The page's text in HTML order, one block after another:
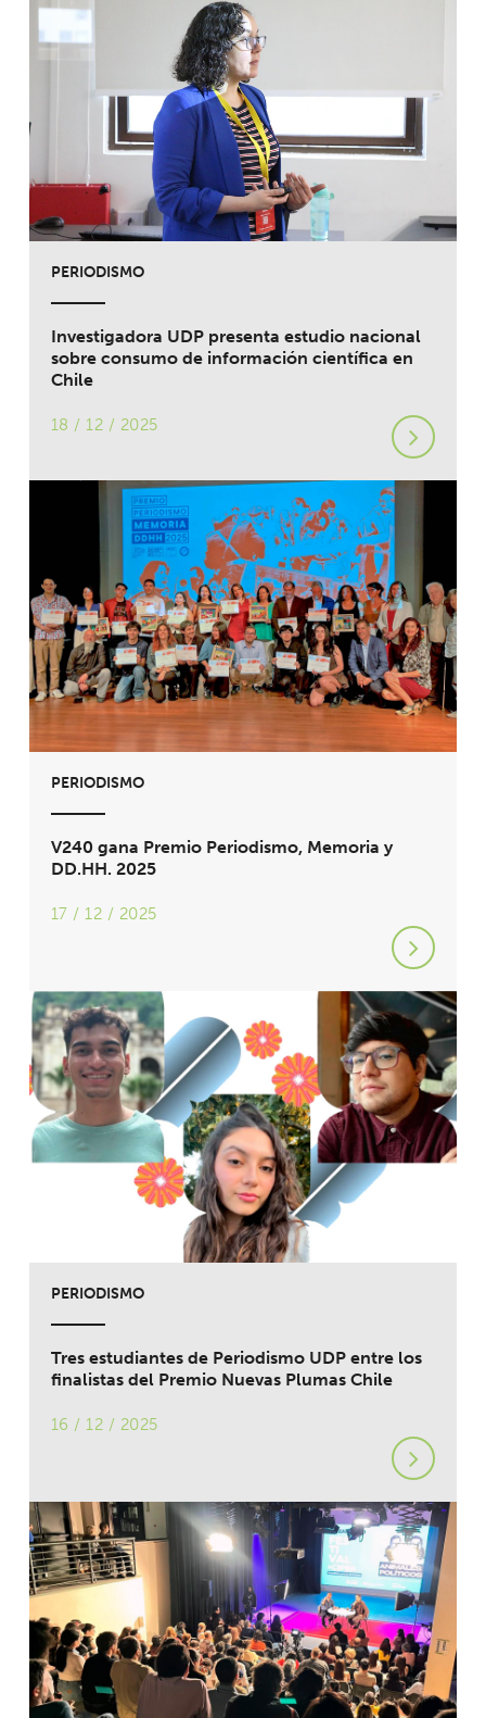
PERIODISMO
Investigadora UDP presenta estudio nacional
sobre consumo de información científica en
Chile
18 / 12 / 2025
PERIODISMO
V240 gana Premio Periodismo, Memoria y
DD.HH. 2025
17 / 12 / 2025
PERIODISMO
Tres estudiantes de Periodismo UDP entre los
finalistas del Premio Nuevas Plumas Chile
16 / 12 / 2025